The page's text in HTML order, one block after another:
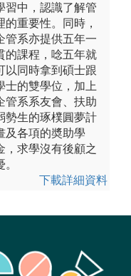
習中，認識了解管
的重要性。同時，
管系亦提供五年一
的課程，唸五年就
以同時拿到碩士跟
士的雙學位，加上
管系系友會、扶助
勢生的琢樸圓夢計
及各項的奬助學
，求學沒有後顧之
。
下載詳細資料